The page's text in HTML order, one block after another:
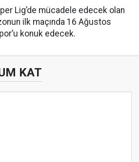
Lig’de mücadele edecek olan
ilk maçında 16 Ağustos
konuk edecek.
KAT